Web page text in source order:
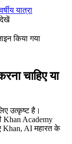
यात्रा
किया गया
चाहिए या
उत्कृष्ट है।
Khan Academy
Khan, AI महारत के